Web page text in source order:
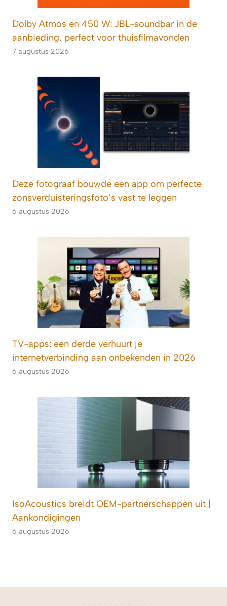
Dolby Atmos en 450 W: JBL-soundbar in de
aanbieding, perfect voor thuisfilmavonden
7 augustus 2026
Deze fotograaf bouwde een app om perfecte
zonsverduisteringsfoto’s vast te leggen
6 augustus 2026
TV-apps: een derde verhuurt je
internetverbinding aan onbekenden in 2026
6 augustus 2026
IsoAcoustics breidt OEM-partnerschappen uit |
Aankondigingen
6 augustus 2026